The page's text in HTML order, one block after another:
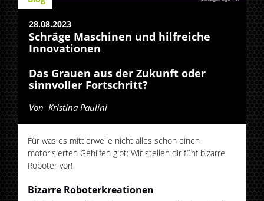
28.08.2023
Schräge Maschinen und hilfreiche
Innovationen
Das Grauen aus der Zukunft oder
sinnvoller Fortschritt?
Von Kristina Paulini
Für was es mittlerweile nicht alles schon einen
motorisierten Gehilfen gibt: Wir stellen dir fünf bizarre
Roboter vor!
Bizarre Roboterkreationen